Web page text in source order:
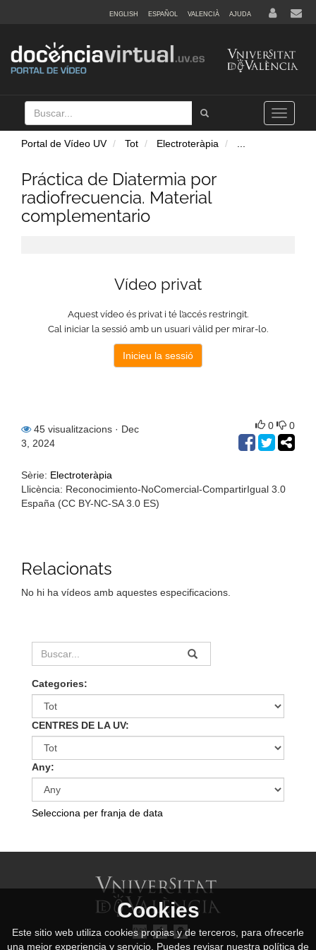
ENGLISH ESPAÑOL VALENCIÀ AJUDA
Buscar
Tramet
Toggle
navigation
Portal de Vídeo UV Tot Electroteràpia
Práctica de Diatermia por
radiofrecuencia. Material
complementario
45 visualitzacions · Dec
3, 2024
0 0
Sèrie: Electroteràpia
Llicència: Reconocimiento-NoComercial-CompartirIgual 3.0
España (CC BY-NC-SA 3.0 ES)
Relacionats
No hi ha vídeos amb aquestes especificacions.
Categories:
CENTRES DE LA UV:
Any:
Selecciona per franja de data
Cookies
Este sitio web utiliza cookies propias y de terceros, para ofrecerle
una mejor experiencia y servicio. Puedes revisar nuestra política de